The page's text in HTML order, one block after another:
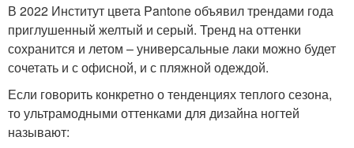
В 2022 Институт цвета Pantone объявил трендами года
приглушенный желтый и серый. Тренд на оттенки
сохранится и летом – универсальные лаки можно будет
сочетать и с офисной, и с пляжной одеждой.
Если говорить конкретно о тенденциях теплого сезона,
то ультрамодными оттенками для дизайна ногтей
называют: